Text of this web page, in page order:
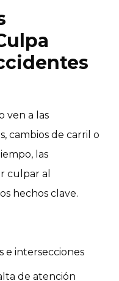
ven a las
cambios de carril o
las
culpar al
hechos clave.
e intersecciones
de atención